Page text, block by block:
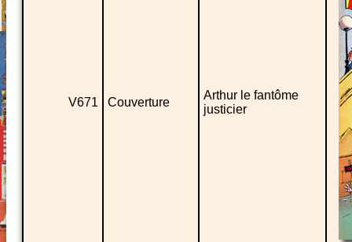
V671 Couverture
Arthur le fantôme
justicier